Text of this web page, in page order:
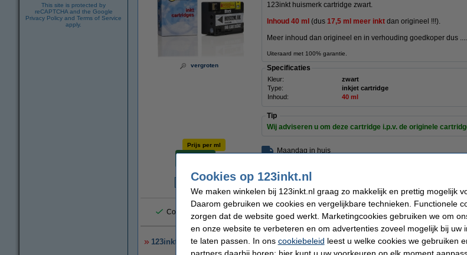
This site is protected by
reCAPTCHA and the Google
Privacy Policy and Terms of Service
apply.
vergroten
123inkt huismerk cartridge zwart.
Inhoud 40 ml (dus 17,5 ml meer inkt dan origineel !!!).
Meer inhoud dan origineel en in verhouding goedkoper dus
Uiteraard met 100% garantie.
Specificaties
Kleur: zwart
Type:
inkjet cartridge
Inhoud:
40 ml
Tip
Wij adviseren u om deze cartridge i.p.v. de originele
Prijs per ml
Maandag in huis
€ 20,50
€ 16,94 excl. 21% btw
Consumentenbond: 9/10 tevreden over huismerk 123inkt de populairste huismerkinkt van
123inkt huismerk vervangt HP 933XL multipack cyaan/magenta/geel
Cookies op 123inkt.nl
We maken winkelen bij 123inkt.nl graag zo makkelijk en prettig mogelijk
Daarom gebruiken we cookies en vergelijkbare technieken. Functionele
zorgen dat de website goed werkt. Marketingcookies gebruiken we om
en onze website te verbeteren en om advertenties zoveel mogelijk bij uw
te laten passen. In ons cookiebeleid leest u welke cookies we gebruiken